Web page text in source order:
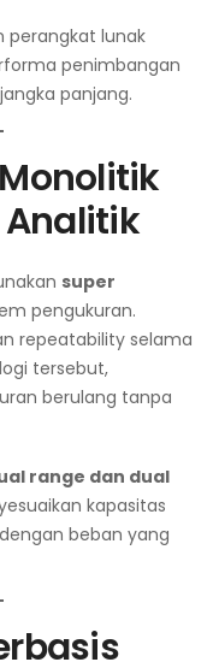
perangkat lunak
penimbangan
panjang.
super
pengukuran.
repeatability selama
tersebut,
berulang tanpa
range dan dual
kapasitas
beban yang